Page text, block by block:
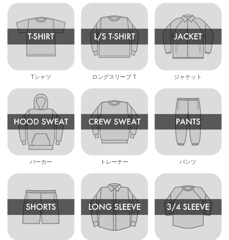
Tシャツ ロングスリーブ T ジャケット
パーカー トレーナー パンツ